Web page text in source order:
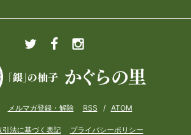
メルマガ登録・解除 RSS / ATOM
引法に基づく表記 プライバシーポリシー